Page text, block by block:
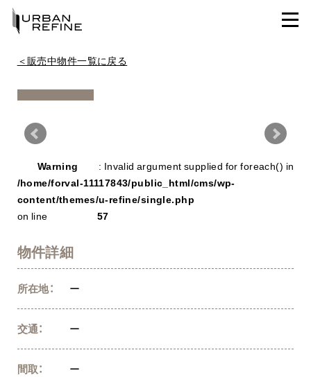
＜販売中物件一覧に戻る
Warning
: Invalid argument supplied for foreach() in
/home/forval-11117843/public_html/cms/wp-
content/themes/u-refine/single.php
on line
57
物件詳細
所在地： ー
交通： ー
間取： ー